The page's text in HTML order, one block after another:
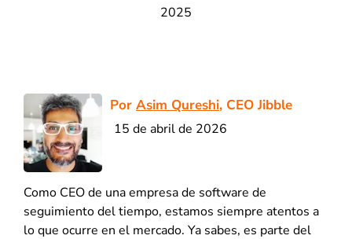
2025
Por Asim Qureshi, CEO Jibble
15 de abril de 2026
Como CEO de una empresa de software de
seguimiento del tiempo, estamos siempre atentos a
lo que ocurre en el mercado. Ya sabes, es parte del